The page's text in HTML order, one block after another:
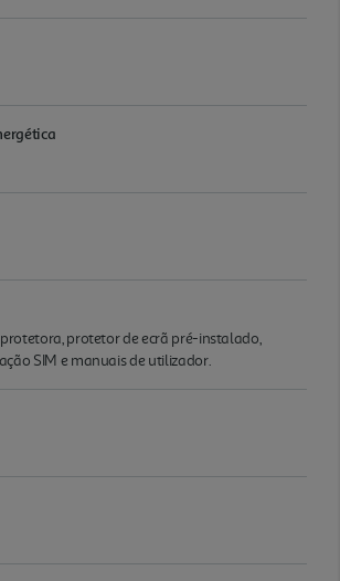
protetor de ecrã pré-instalado,
SIM e manuais de utilizador.